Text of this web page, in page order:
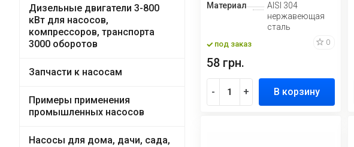
Дизельные двигатели 3-800
кВт для насосов,
компрессоров, транспорта
3000 оборотов
Запчасти к насосам
Примеры применения
промышленных насосов
Насосы для дома, дачи, сада,
Материал
AISI 304
нержавеющая
сталь
под заказ 0
58 грн.
- + В корзину